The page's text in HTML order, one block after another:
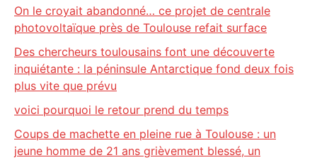
On le croyait abandonné… ce projet de centrale
photovoltaïque près de Toulouse refait surface
Des chercheurs toulousains font une découverte
inquiétante : la péninsule Antarctique fond deux fois
plus vite que prévu
voici pourquoi le retour prend du temps
Coups de machette en pleine rue à Toulouse : un
jeune homme de 21 ans grièvement blessé, un